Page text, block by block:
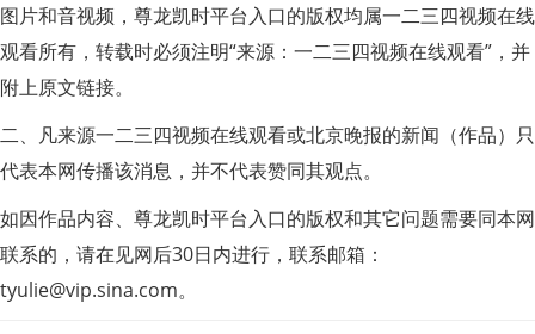
图片和音视频，尊龙凯时平台入口的版权均属一二三四视频在线
观看所有，转载时必须注明“来源：一二三四视频在线观看”，并
附上原文链接。
二、凡来源一二三四视频在线观看或北京晚报的新闻（作品）只
代表本网传播该消息，并不代表赞同其观点。
如因作品内容、尊龙凯时平台入口的版权和其它问题需要同本网
联系的，请在见网后30日内进行，联系邮箱：
tyulie@vip.sina.com。